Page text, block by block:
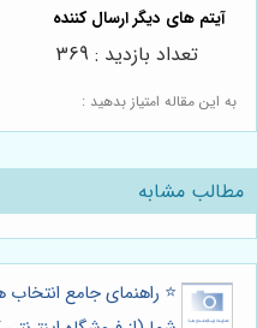
به این مقاله امتیاز بدهید :
تعداد بازدید : 369
مطالب مشابه
⭐️ راهنمای جامع